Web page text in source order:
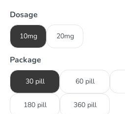
Dosage
10mg 20mg
Package
30 pill 60 pill
180 pill 360 pill